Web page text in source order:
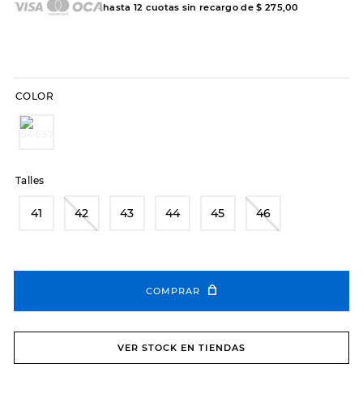
hasta 12 cuotas sin recargo de$ 275,00
COLOR
Talles
41 42 43 44 45 46
COMPRAR
VER STOCK EN TIENDAS